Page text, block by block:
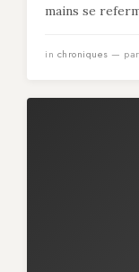
mains se
in chroniques —